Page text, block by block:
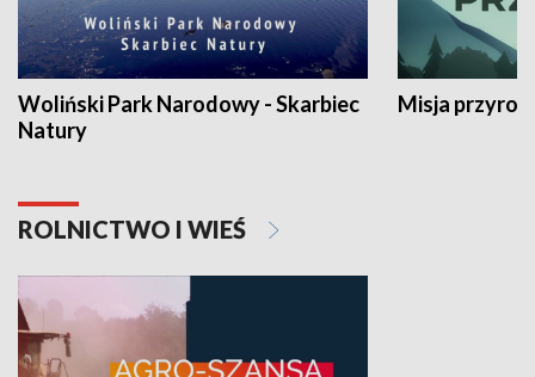
Woliński Park Narodowy - Skarbiec
Natury
Misja
ROLNICTWO I WIEŚ